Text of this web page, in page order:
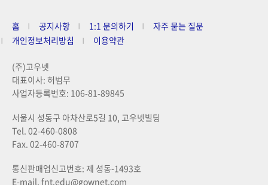
홈 공지사항 1:1 문의하기
자주 묻는 질문
개인정보처리방침
이용약관
(주)고우넷
대표이사: 허범무
사업자등록번호: 106-81-89845
서울시 성동구 아차산로5길 10, 고우넷빌딩
Tel. 02-460-0808
Fax. 02-460-8707
통신판매업신고번호: 제 성동-1493호
E-mail. fnt.edu@gownet.com